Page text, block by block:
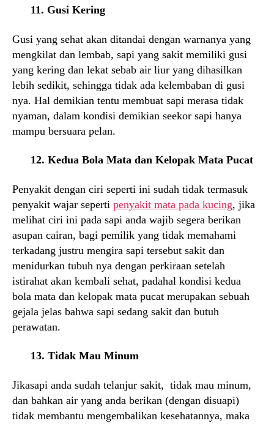
11. Gusi Kering
Gusi yang sehat akan ditandai dengan warnanya yang
mengkilat dan lembab, sapi yang sakit memiliki gusi
yang kering dan lekat sebab air liur yang dihasilkan
lebih sedikit, sehingga tidak ada kelembaban di gusi
nya. Hal demikian tentu membuat sapi merasa tidak
nyaman, dalam kondisi demikian seekor sapi hanya
mampu bersuara pelan.
12. Kedua Bola Mata dan Kelopak Mata Pucat
Penyakit dengan ciri seperti ini sudah tidak termasuk
penyakit wajar seperti penyakit mata pada kucing, jika
melihat ciri ini pada sapi anda wajib segera berikan
asupan cairan, bagi pemilik yang tidak memahami
terkadang justru mengira sapi tersebut sakit dan
menidurkan tubuh nya dengan perkiraan setelah
istirahat akan kembali sehat, padahal kondisi kedua
bola mata dan kelopak mata pucat merupakan sebuah
gejala jelas bahwa sapi sedang sakit dan butuh
perawatan.
13. Tidak Mau Minum
Jikasapi anda sudah telanjur sakit, tidak mau minum,
dan bahkan air yang anda berikan (dengan disuapi)
tidak membantu mengembalikan kesehatannya, maka